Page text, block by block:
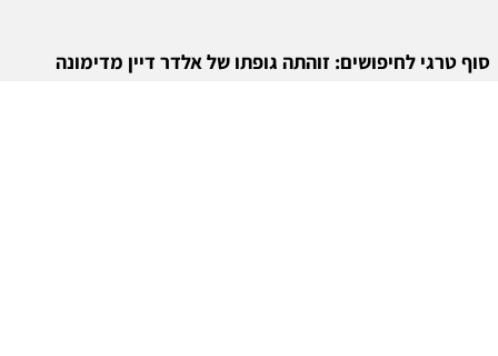
סוף טרגי לחיפושים: זוהתה גופתו של אלדר דיין מדימונה